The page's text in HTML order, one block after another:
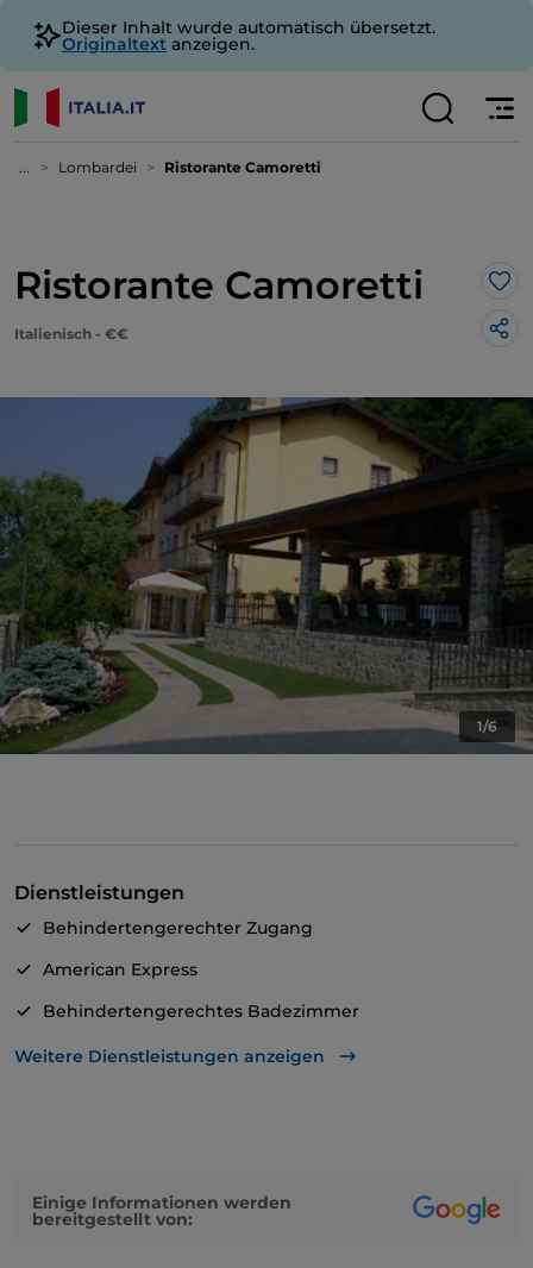
Dieser Inhalt wurde automatisch übersetzt.
Originaltext anzeigen.
... Lombardei Ristorante Camoretti
Ristorante Camoretti
Italienisch - €€
1/6
Dienstleistungen
Behindertengerechter Zugang
American Express
Behindertengerechtes Badezimmer
Geldautomat
Parkplatz
Weitere Dienstleistungen anzeigen
Einige Informationen werden
bereitgestellt von: